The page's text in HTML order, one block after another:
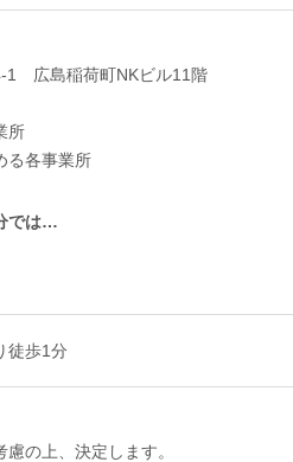
1 広島稲荷町NKビル11階
所
る各事業所
では…
徒歩1分
の上、決定します。